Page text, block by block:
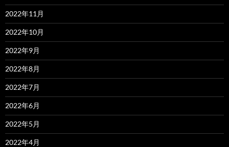
2022年11月
2022年10月
2022年9月
2022年8月
2022年7月
2022年6月
2022年5月
2022年4月